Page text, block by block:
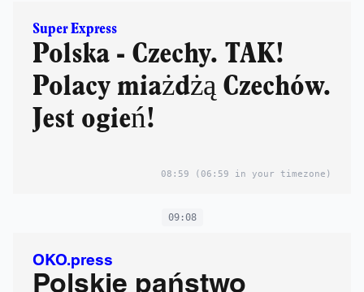
Super Express
Polska - Czechy. TAK!
Polacy miażdżą Czechów.
Jest ogień!
08:59 (06:59 in your timezone)
09:08
OKO.press